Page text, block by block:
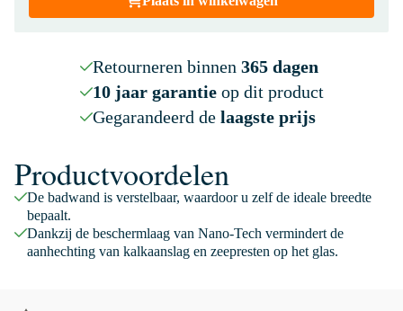
Retourneren binnen 365 dagen
10 jaar garantieop dit product
Gegarandeerd de laagste prijs
Productvoordelen
De badwand is verstelbaar, waardoor u zelf de ideale breedte
bepaalt.
Dankzij de beschermlaag van Nano-Tech vermindert de
aanhechting van kalkaanslag en zeepresten op het glas.